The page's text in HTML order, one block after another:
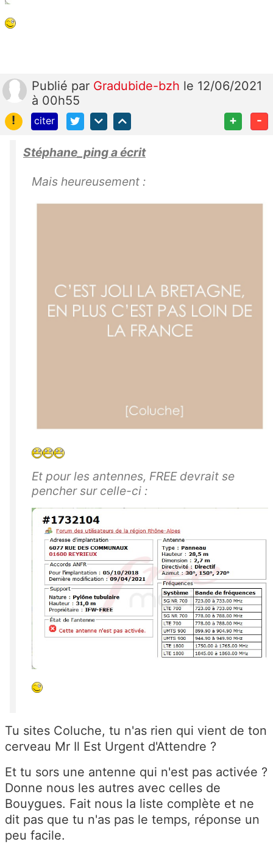
Publié par Gradubide-bzh le 12/06/2021
à 00h55
!
citer + -
Stéphane_ping a écrit
Mais heureusement :
Et pour les antennes, FREE devrait se
pencher sur celle-ci :
Tu sites Coluche, tu n'as rien qui vient de ton
cerveau Mr Il Est Urgent d'Attendre ?
Et tu sors une antenne qui n'est pas activée ?
Donne nous les autres avec celles de
Bouygues. Fait nous la liste complète et ne
dit pas que tu n'as pas le temps, réponse un
peu facile.